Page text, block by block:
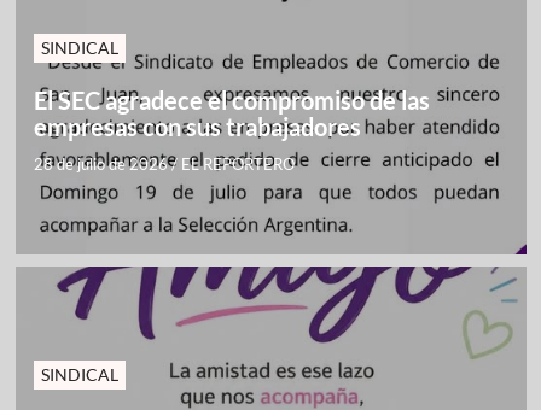
SINDICAL
El SEC agradece el compromiso de las
empresas con sus trabajadores
28 de julio de 2026/ EL REPORTERO
SINDICAL